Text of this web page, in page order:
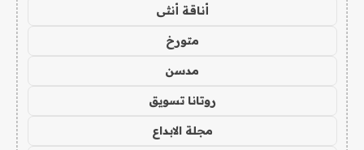
أناقة أنثى
متورخ
مدسن
روتانا تسويق
مجلة الابداع